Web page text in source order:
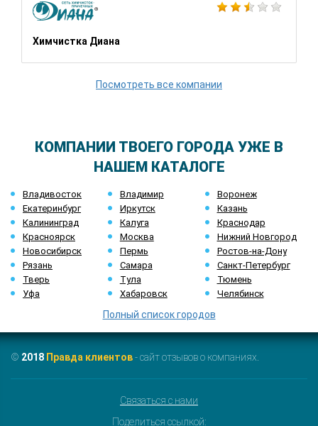
Химчистка Диана
Посмотреть все компании
КОМПАНИИ ТВОЕГО ГОРОДА УЖЕ В
НАШЕМ КАТАЛОГЕ
Владивосток Владимир
Воронеж
Екатеринбург
Иркутск
Казань
Калининград
Калуга
Краснодар
Красноярск
Москва
Нижний Новгород
Новосибирск
Пермь
Ростов-на-Дону
Рязань
Самара
Санкт-Петербург
Тверь
Тула
Тюмень
Уфа
Хабаровск Челябинск
Полный список городов
© 2018 Правда клиентов- сайт отзывов о компаниях.
Связаться с нами
Поделиться ссылкой: